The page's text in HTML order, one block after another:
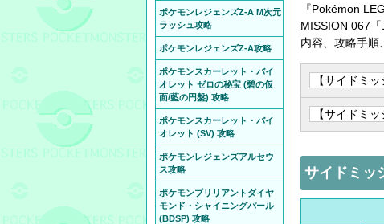
『Pokémon
MISSION 067
内容、攻略手順
サイドミッ
ポケモンレジェンズZ-A M次元
ラッシュ攻略
ポケモンレジェンズZ-A攻略
ポケモンスカーレット・バイ
オレット ゼロの秘宝 (碧の仮
面/藍の円盤) 攻略
ポケモンスカーレット・バイ
オレット (SV) 攻略
ポケモンレジェンズアルセウ
ス攻略
ポケモンブリリアントダイヤ
モンド・シャイニングパール
(BDSP) 攻略